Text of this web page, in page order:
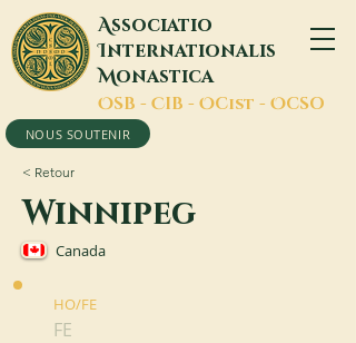
Associatio
Internationalis
Monastica
OSB - CIB - OCist - OCSO
NOUS SOUTENIR
< Retour
Winnipeg
Canada
HO/FE
FE